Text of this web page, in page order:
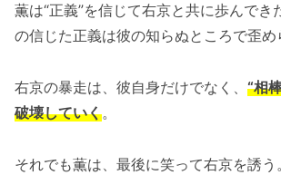
薫は“正義”を信じて右京と共に歩んでき
の信じた正義は彼の知らぬところで歪め
右京の暴走は、彼自身だけでなく、 “相
破壊していく。
それでも薫は、最後に笑って右京を誘う。